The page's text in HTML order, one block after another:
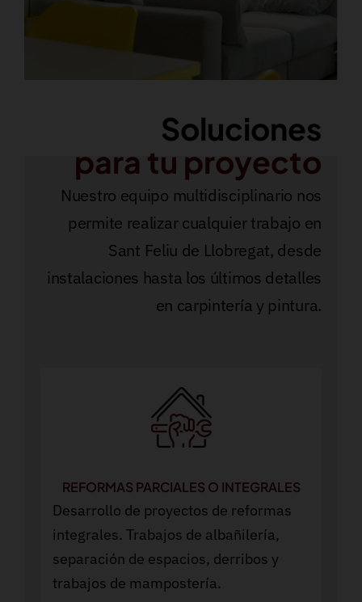
Soluciones
para tu proyecto
Nuestro equipo multidisciplinario nos
permite realizar cualquier trabajo en
Sant Feliu de Llobregat, desde
instalaciones hasta los últimos detalles
en carpintería y pintura.
REFORMAS PARCIALES O INTEGRALES
Desarrollo de proyectos de reformas
integrales. Trabajos de albañilería,
separación de espacios, derribos y
trabajos de mampostería.